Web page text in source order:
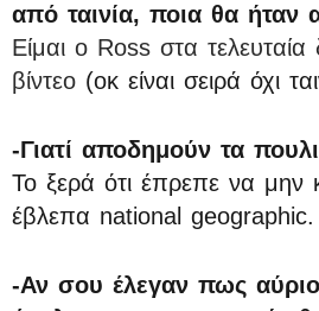
από ταινία, ποια θα ήταν
Είμαι ο Ross στα τελευταία
βίντεο (οκ είναι σειρά όχι
-Γιατί αποδημούν τα
Το ξερά ότι έπρεπε να μην
έβλεπα national geographic.
-Αν σου έλεγαν πως αύριο